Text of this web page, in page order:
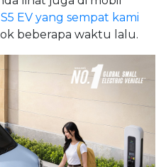
EV yang sempat kami
beberapa waktu lalu.